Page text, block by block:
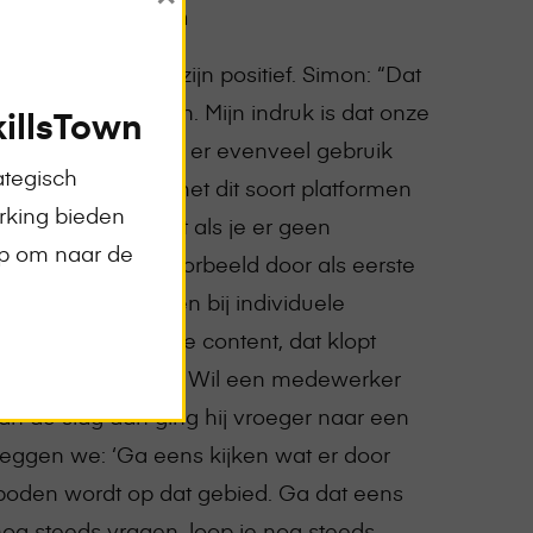
trainingsaanbod zijn positief. Simon: “Dat
in het begin. Mijn indruk is dat onze
in het buitenland er evenveel gebruik
ervaring met dit soort platformen
gebruik afneemt als je er geen
doen we bijvoorbeeld door als eerste
te verwijzen bij individuele
goed doordachte content, dat klopt
mee beginnen. Wil een medewerker
de slag dan ging hij vroeger naar een
we: ‘Ga eens kijken wat er door
wordt op dat gebied. Ga dat eens
bieden
om naar de